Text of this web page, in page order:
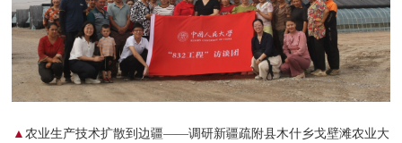
▲ 农业生产技术扩散到边疆——调研新疆疏附县木什乡戈壁滩农业大